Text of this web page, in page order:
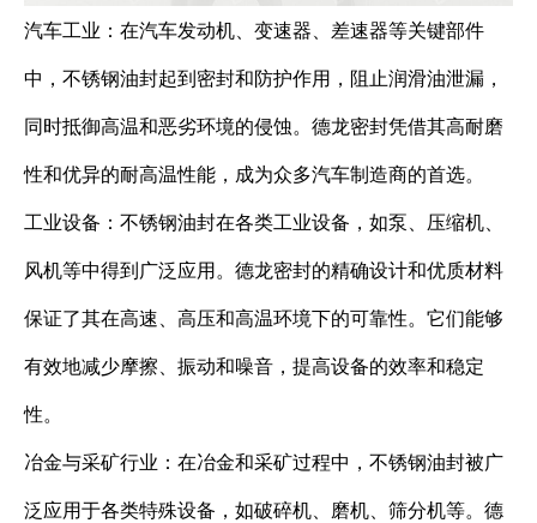
汽车工业：在汽车发动机、变速器、差速器等关键部件
中，不锈钢油封起到密封和防护作用，阻止润滑油泄漏，
同时抵御高温和恶劣环境的侵蚀。德龙密封凭借其高耐磨
性和优异的耐高温性能，成为众多汽车制造商的首选。
工业设备：不锈钢油封在各类工业设备，如泵、压缩机、
风机等中得到广泛应用。德龙密封的精确设计和优质材料
保证了其在高速、高压和高温环境下的可靠性。它们能够
有效地减少摩擦、振动和噪音，提高设备的效率和稳定
性。
冶金与采矿行业：在冶金和采矿过程中，不锈钢油封被广
泛应用于各类特殊设备，如破碎机、磨机、筛分机等。德